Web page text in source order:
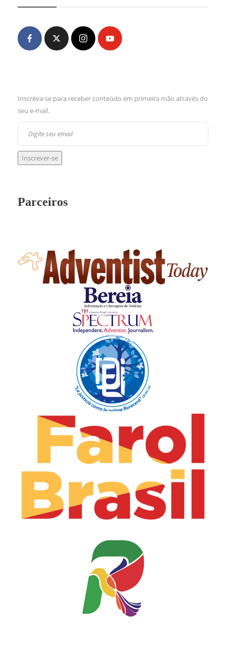
Inscreva-se para receber conteúdo em primeira mão através do
seu e-mail.
Parceiros